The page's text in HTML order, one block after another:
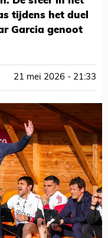
tijdens het duel
Garcia genoot
21 mei 2026 - 21:33